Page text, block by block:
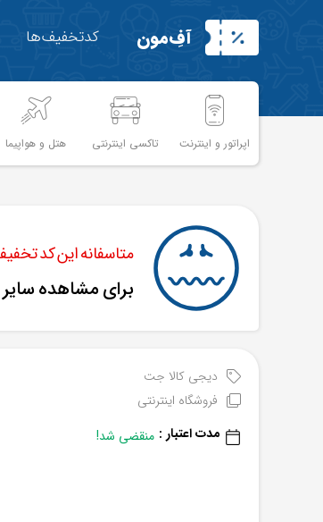
آفِ‌مون کدتخفیف‌ها
اپراتور و اینترنت تاکسی اینترنتی هتل و هواپیما
متاسفانه این کد
برای مشاهده
دیجی کالا جت
فروشگاه اینترنتی
مدت اعتبار : منقضی شد!